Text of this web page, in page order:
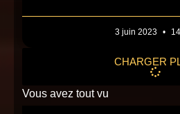
3 juin 2023
CHARGER
Vous avez tout vu